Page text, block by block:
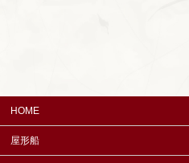
HOME
屋形船